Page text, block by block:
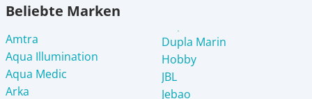
Beliebte Marken
Amtra
Aqua Illumination
Aqua Medic
Arka
Dupla Marin
Hobby
JBL
Jebao